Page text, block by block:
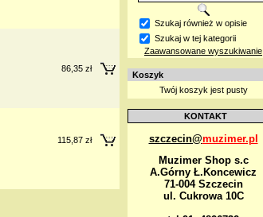
86,35 zł
115,87 zł
Szukaj również w opisie
Szukaj w tej kategorii
Zaawansowane wyszukiwanie
Koszyk
Twój koszyk jest pusty
KONTAKT
szczecin@muzimer.pl
Muzimer Shop s.c
A.Górny Ł.Koncewicz
71-004 Szczecin
ul. Cukrowa 10C